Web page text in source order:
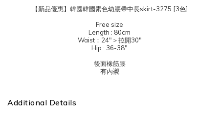
【新品優惠】韓國韓國素色幼腰帶中長skirt-3275 [3色]
Free size
Length : 80cm
Waist：24"＞拉開30"
Hip : 36-38"
後面橡筋腰
有內襯
Additional Details